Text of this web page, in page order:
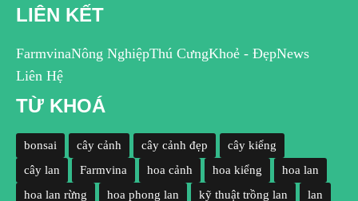
LIÊN KẾT
FarmvinaNông NghiệpThú CưngKhoẻ - ĐẹpNews
Liên Hệ
TỪ KHOÁ
bonsai cây cảnh cây cảnh đẹp
cây kiểng
cây lan
Farmvina hoa cảnh hoa kiểng
hoa lan
hoa lan rừng
hoa phong lan kỹ thuật trồng lan lan